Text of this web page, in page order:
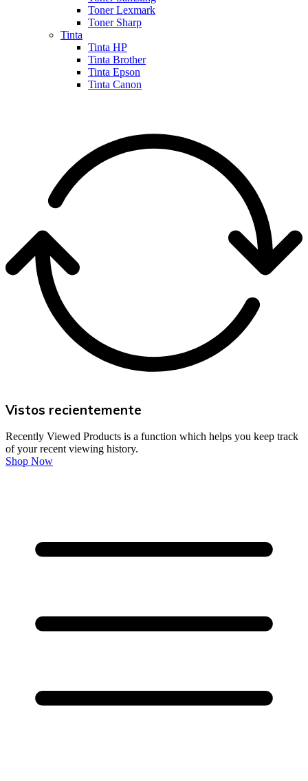
Toner Lexmark
Toner Sharp
Tinta
Tinta HP
Tinta Brother
Tinta Epson
Tinta Canon
Vistos recientemente
Recently Viewed Products is a function which helps you keep track
of your recent viewing history.
Shop Now